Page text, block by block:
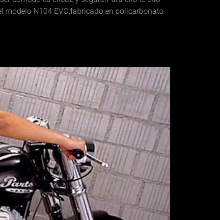
N104 EVO,fabricado en policarbonato